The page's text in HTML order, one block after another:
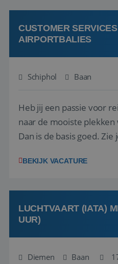
hebt in de reisbranche of
CUSTOMER SERVICES
AIRPORTBALIES
Schiphol Baan
Heb jij een passie voor
naar de mooiste plekken
Dan is de basis goed.
het samenstellen en
deze onderdelen zijn nu
BEKIJK VACATURE
LUCHTVAART (IATA)
UUR)
Diemen Baan